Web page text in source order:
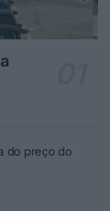
do preço do